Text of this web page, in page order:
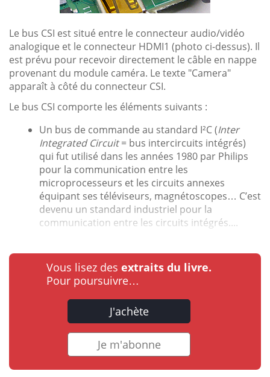
Le bus CSI est situé entre le connecteur audio/vidéo
analogique et le connecteur HDMI1 (photo ci-dessus). Il
est prévu pour recevoir directement le câble en nappe
provenant du module caméra. Le texte "Camera"
apparaît à côté du connecteur CSI.
Le bus CSI comporte les éléments suivants :
Un bus de commande au standard I²C (Inter
Integrated Circuit= bus intercircuits intégrés)
qui fut utilisé dans les années 1980 par Philips
pour la communication entre les
microprocesseurs et les circuits annexes
équipant ses téléviseurs, magnétoscopes… C’est
devenu un standard industriel pour la
communication entre les circuits intégrés....
Vous lisez des extraits du livre.
Pour poursuivre…
J'achète
Je m'abonne